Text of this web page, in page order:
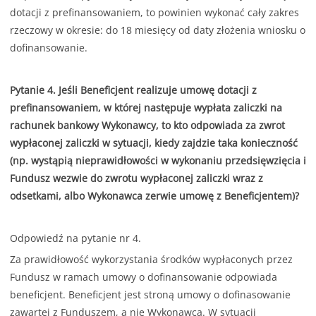
dotacji z prefinansowaniem, to powinien wykonać cały zakres
rzeczowy w okresie: do 18 miesięcy od daty złożenia wniosku o
dofinansowanie.
Pytanie 4. Jeśli Beneficjent realizuje umowę dotacji z
prefinansowaniem, w której następuje wypłata zaliczki na
rachunek bankowy Wykonawcy, to kto odpowiada za zwrot
wypłaconej zaliczki w sytuacji, kiedy zajdzie taka konieczność
(np. wystąpią nieprawidłowości w wykonaniu przedsięwzięcia i
Fundusz wezwie do zwrotu wypłaconej zaliczki wraz z
odsetkami, albo Wykonawca zerwie umowę z Beneficjentem)?
Odpowiedź na pytanie nr 4.
Za prawidłowość wykorzystania środków wypłaconych przez
Fundusz w ramach umowy o dofinansowanie odpowiada
beneficjent. Beneficjent jest stroną umowy o dofinasowanie
zawartej z Funduszem, a nie Wykonawca. W sytuacji